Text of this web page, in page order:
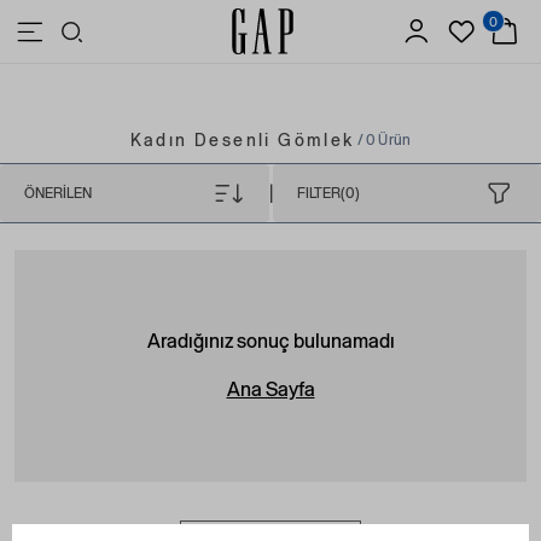
3.500 TL VE ÜZERİ ALIŞVERİŞLERDE ÜCRETSİZ KARGO 0
Kadın Desenli Gömlek / 0 Ürün
FILTER(0)
ÖNERILEN
Aradığınız sonuç bulunamadı
Ana Sayfa